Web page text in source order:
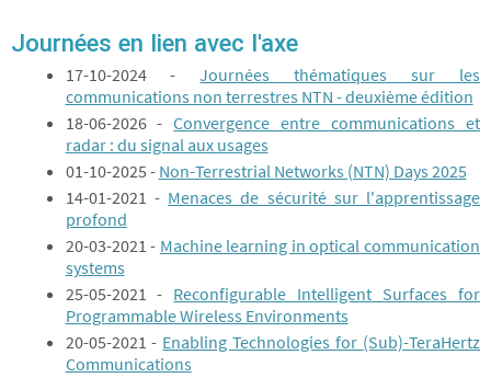
Journées en lien avec l'axe
17-10-2024 -Journées thématiques sur les
communications non terrestres NTN - deuxième édition
18-06-2026 -Convergence entre communications et
radar : du signal aux usages
01-10-2025 - Non-Terrestrial Networks (NTN) Days 2025
14-01-2021 - Menaces de sécurité sur l'apprentissage
profond
20-03-2021 - Machine learning in optical communication
systems
25-05-2021 - Reconfigurable Intelligent Surfaces for
Programmable Wireless Environments
20-05-2021 - Enabling Technologies for (Sub)-TeraHertz
Communications